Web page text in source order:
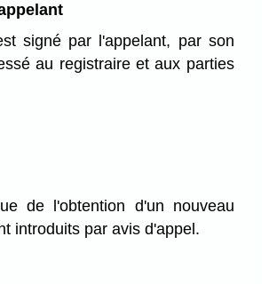
signé par l'appelant, par son
au registraire et aux parties
de l'obtention d'un nouveau
introduits par avis d'appel.